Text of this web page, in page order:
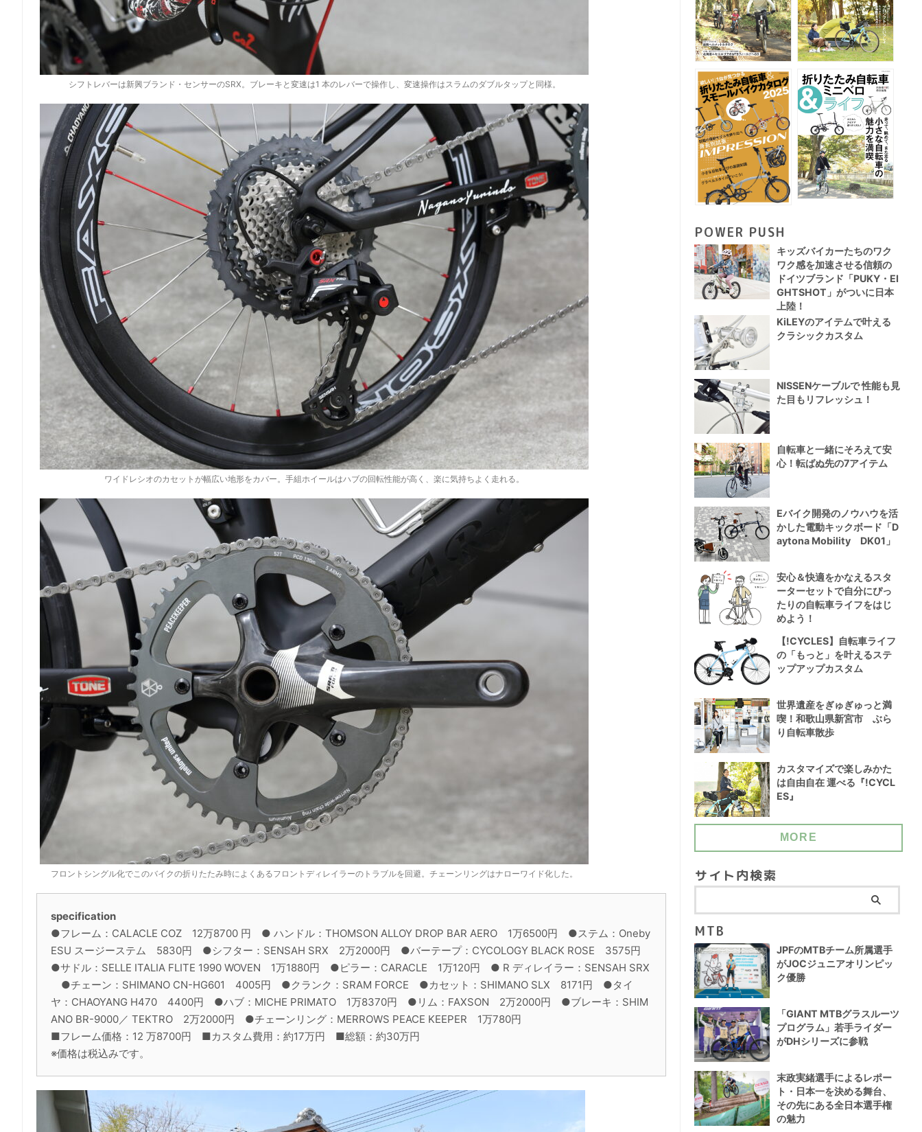
シフトレバーは新興ブランド・センサーのSRX。ブレーキと変速は1 本のレバーで操作し、変速操作はスラムのダブルタップと同様。
ワイドレシオのカセットが幅広い地形をカバー。手組ホイールはハブの回転性能が高く、楽に気持ちよく走れる。
フロントシングル化でこのバイクの折りたたみ時によくあるフロントディレイラーのトラブルを回避。チェーンリングはナローワイド化した。
specification
●フレーム：CALACLE COZ 12万8700 円 ● ハンドル：THOMSON ALLOY DROP BAR AERO 1万6500円 ●ステム：Oneby
ESU スージーステム 5830円 ●シフター：SENSAH SRX 2万2000円 ●バーテープ：CYCOLOGY BLACK ROSE 3575円
●サドル：SELLE ITALIA FLITE 1990 WOVEN 1万1880円 ●ピラー：CARACLE 1万120円 ● R ディレイラー：SENSAH SRX
●チェーン：SHIMANO CN-HG601 4005円 ●クランク：SRAM FORCE ●カセット：SHIMANO SLX 8171円 ●タイ
ヤ：CHAOYANG H470 4400円 ●ハブ：MICHE PRIMATO 1万8370円 ●リム：FAXSON 2万2000円 ●ブレーキ：SHIM
ANO BR-9000／ TEKTRO 2万2000円 ●チェーンリング：MERROWS PEACE KEEPER 1万780円
■フレーム価格：12 万8700円 ■カスタム費用：約17万円 ■総額：約30万円
※価格は税込みです。
POWER PUSH
キッズバイカーたちのワク
ワク感を加速させる信頼の
ドイツブランド「PUKY・EI
GHTSHOT」がついに日本
上陸！
KiLEYのアイテムで叶える
クラシックカスタム
NISSENケーブルで 性能も見
た目もリフレッシュ！
自転車と一緒にそろえて安
心！転ばぬ先の7アイテム
Eバイク開発のノウハウを活
かした電動キックボード「D
aytona Mobility DK01」
安心＆快適をかなえるスタ
ーターセットで自分にぴっ
たりの自転車ライフをはじ
めよう！
【!CYCLES】自転車ライフ
の「もっと」を叶えるステ
ップアップカスタム
世界遺産をぎゅぎゅっと満
喫！和歌山県新宮市 ぶら
り自転車散歩
カスタマイズで楽しみかた
は自由自在 運べる『!CYCL
ES』
MORE
サイト内検索
MTB
JPFのMTBチーム所属選手
がJOCジュニアオリンピッ
ク優勝
「GIANT MTBグラスルーツ
プログラム」若手ライダー
がDHシリーズに参戦
末政実緒選手によるレポー
ト・日本一を決める舞台、
その先にある全日本選手権
の魅力